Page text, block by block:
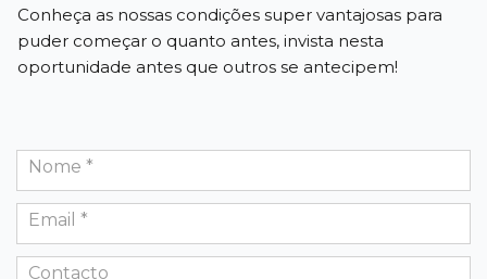
Conheça as nossas condições super vantajosas para
puder começar o quanto antes, invista nesta
oportunidade antes que outros se antecipem!